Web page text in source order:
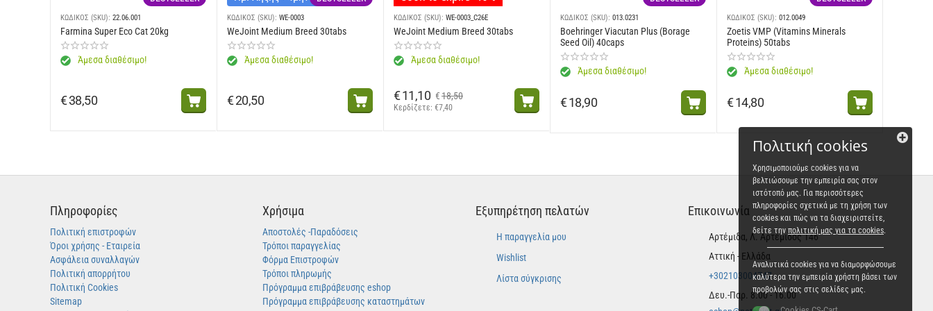
ΚΩΔΙΚΟΣ (SKU): 22.06.001
Farmina Super Eco Cat 20kg
Άμεσα διαθέσιμο!
€38,50
ΚΩΔΙΚΟΣ (SKU): WE-0003
WeJoint Medium Breed 30tabs
Άμεσα διαθέσιμο!
€20,50
ΚΩΔΙΚΟΣ (SKU): WE-0003_C26E
WeJoint Medium Breed 30tabs
Άμεσα διαθέσιμο!
€ 18,50
€11,10
Κερδίζετε: €7,40
ΚΩΔΙΚΟΣ (SKU): 013.0231
Boehringer Viacutan Plus (Borage
Seed Oil) 40caps
Άμεσα διαθέσιμο!
€18,90
ΚΩΔΙΚΟΣ (SKU): 012.0049
Zoetis VMP (Vitamins Minerals
Proteins) 50tabs
Άμεσα διαθέσιμο!
€14,80
Πληροφορίες
Πολιτική επιστροφών
Όροι χρήσης - Εταιρεία
Ασφάλεια συναλλαγών
Πολιτική απορρήτου
Πολιτική Cookies
Sitemap
Χρήσιμα
Αποστολές -Παραδόσεις
Τρόποι παραγγελίας
Φόρμα Επιστροφών
Τρόποι πληρωμής
Πρόγραμμα επιβράβευσης eshop
Πρόγραμμα επιβράβευσης καταστημάτων
Εξυπηρέτηση πελατών
Η παραγγελία μου
Wishlist
Λίστα σύγκρισης
Επικοινωνία
Αρτέμιδα, Λ. Αρτέμιδος 146
Αττική - Ελλάδα
+302103004747
Δευ.-Παρ. 8.00 - 16.00
Πολιτική cookies
Χρησιμοποιούμε cookies για να
βελτιώσουμε την εμπειρία σας στον
ιστότοπό μας. Για περισσότερες
πληροφορίες σχετικά με τη χρήση των
cookies και πώς να τα διαχειριστείτε,
δείτε την πολιτική μας για τα cookies.
Αναλυτικά cookies για να διαμορφώσουμε
καλύτερα την εμπειρία χρήστη βάσει των
προβολών σας στις σελίδες μας.